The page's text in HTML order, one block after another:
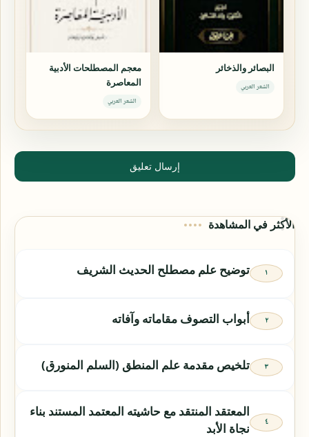
البصائر والذخائر
الشعر العربي
معجم المصطلحات الأدبية
المعاصرة
الشعر العربي
إرسال تعليق
الأكثر في المشاهدة
توضيح علم مصطلح الحديث الشريف
أبواب التصوف مقاماته وآفاته
تلخيص مقدمة علم المنطق (السلم المنورق)
المعتقد المنتقد مع حاشيته المعتمد المستند بناء
نجاة الأبد